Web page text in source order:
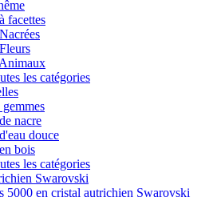
facettes
les catégories
gemmes
nacre
douce
bois
les catégories
Swarovski
5000 en cristal autrichien Swarovski